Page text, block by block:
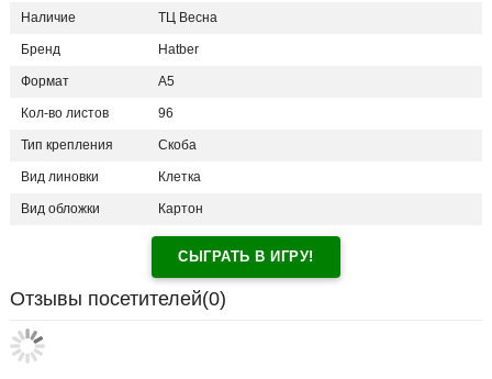
Наличие ТЦ Весна
Бренд Hatber
Формат А5
Кол-во листов 96
Тип крепления Скоба
Вид линовки Клетка
Вид обложки Картон
СЫГРАТЬ В ИГРУ!
Отзывы посетителей(0)